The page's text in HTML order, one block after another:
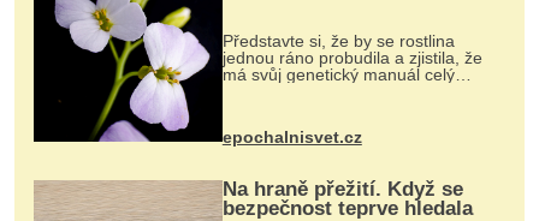
Představte si, že by se rostlina
jednou ráno probudila a zjistila, že
má svůj genetický manuál celý
vstupenka...
epochalnisvet.cz
Na hraně přežití. Když se
bezpečnost teprve hledala